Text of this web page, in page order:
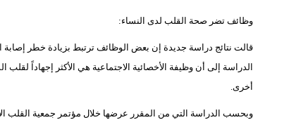
وظائف تضر صحة القلب لدى النساء:
قالت نتائج دراسة جديدة إن بعض الوظائف ترتبط بزيادة خطر إصابة
أخرى.